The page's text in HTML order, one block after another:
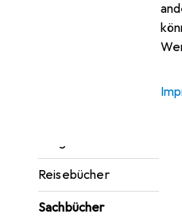
Ratgeber
Reisebücher
Sachbücher